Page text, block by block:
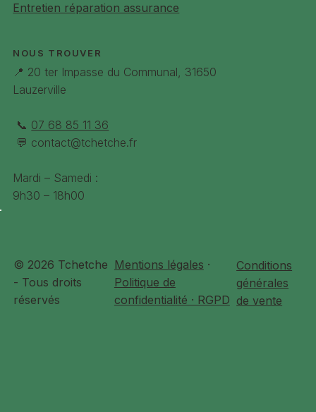
Entretien réparation assurance
NOUS TROUVER
📍 20 ter Impasse du Communal, 31650
Lauzerville
📞 07 68 85 11 36
💬 contact@tchetche.fr
Mardi – Samedi :
9h30 – 18h00
© 2026 Tchetche
- Tous droits
réservés
Mentions légales ·
Politique de
confidentialité · RGPD
Conditions
générales
de vente